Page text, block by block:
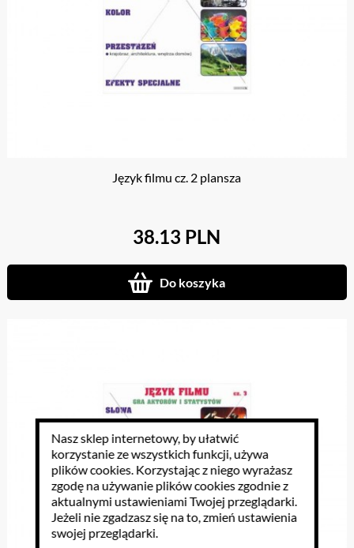
Język filmu cz. 2 plansza
38.13 PLN
Do koszyka
Nasz sklep internetowy, by ułatwić
korzystanie ze wszystkich funkcji, używa
plików cookies. Korzystając z niego wyrażasz
zgodę na używanie plików cookies zgodnie z
aktualnymi ustawieniami Twojej przeglądarki.
Jeżeli nie zgadzasz się na to, zmień ustawienia
swojej przeglądarki.